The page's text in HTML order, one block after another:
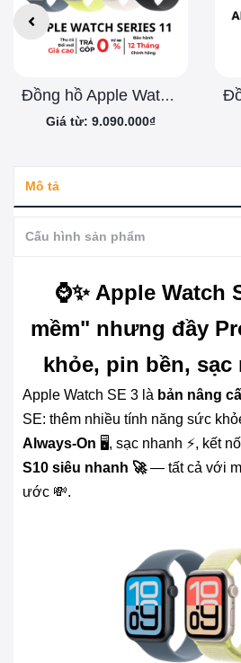
Đồng hồ Apple Watch Series 11 bản Nhôm
Giá từ: 9.090.000₫
Mô tả
Cấu hình sản phẩm
⌚✨ Apple Watch
mềm" nhưng đầy
khỏe, pin bền, sạc
Apple Watch SE 3 là bản nâng
SE: thêm nhiều tính năng sức
Always-On 🖥️, sạc nhanh ⚡, kết
S10 siêu nhanh 🚀— tất cả với
ước 💸.